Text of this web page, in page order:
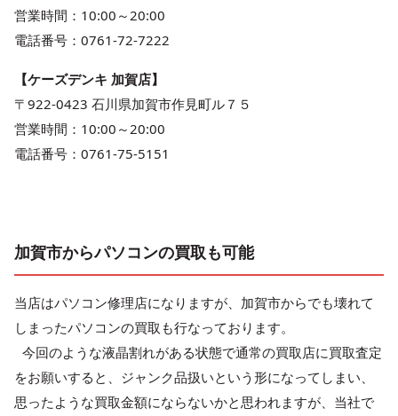
営業時間：10:00～20:00
電話番号：0761-72-7222
【ケーズデンキ 加賀店】
〒922-0423 石川県加賀市作見町ル７５
営業時間：10:00～20:00
電話番号：0761-75-5151
加賀市からパソコンの買取も可能
当店はパソコン修理店になりますが、加賀市からでも壊れて
しまったパソコンの買取も行なっております。
今回のような液晶割れがある状態で通常の買取店に買取査定
をお願いすると、ジャンク品扱いという形になってしまい、
思ったような買取金額にならないかと思われますが、当社で